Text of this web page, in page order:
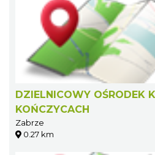
DZIELNICOWY OŚRODEK
KOŃCZYCACH
Zabrze
0.27 km